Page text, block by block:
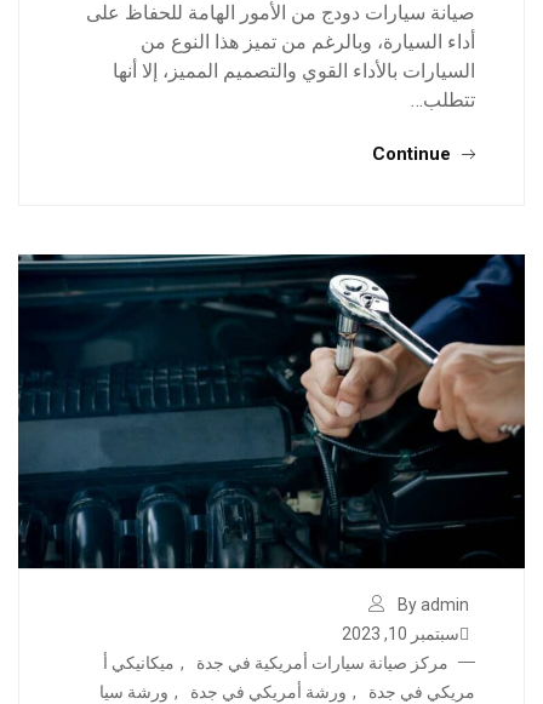
صيانة سيارات دودج من الأمور الهامة للحفاظ على
أداء السيارة، وبالرغم من تميز هذا النوع من
السيارات بالأداء القوي والتصميم المميز، إلا أنها
تتطلب…
Continue
By admin
سبتمبر 10, 2023
مركز صيانة سيارات أمريكية في جدة
, ميكانيكي أ
مريكي في جدة
, ورشة أمريكي في جدة , ورشة سيا